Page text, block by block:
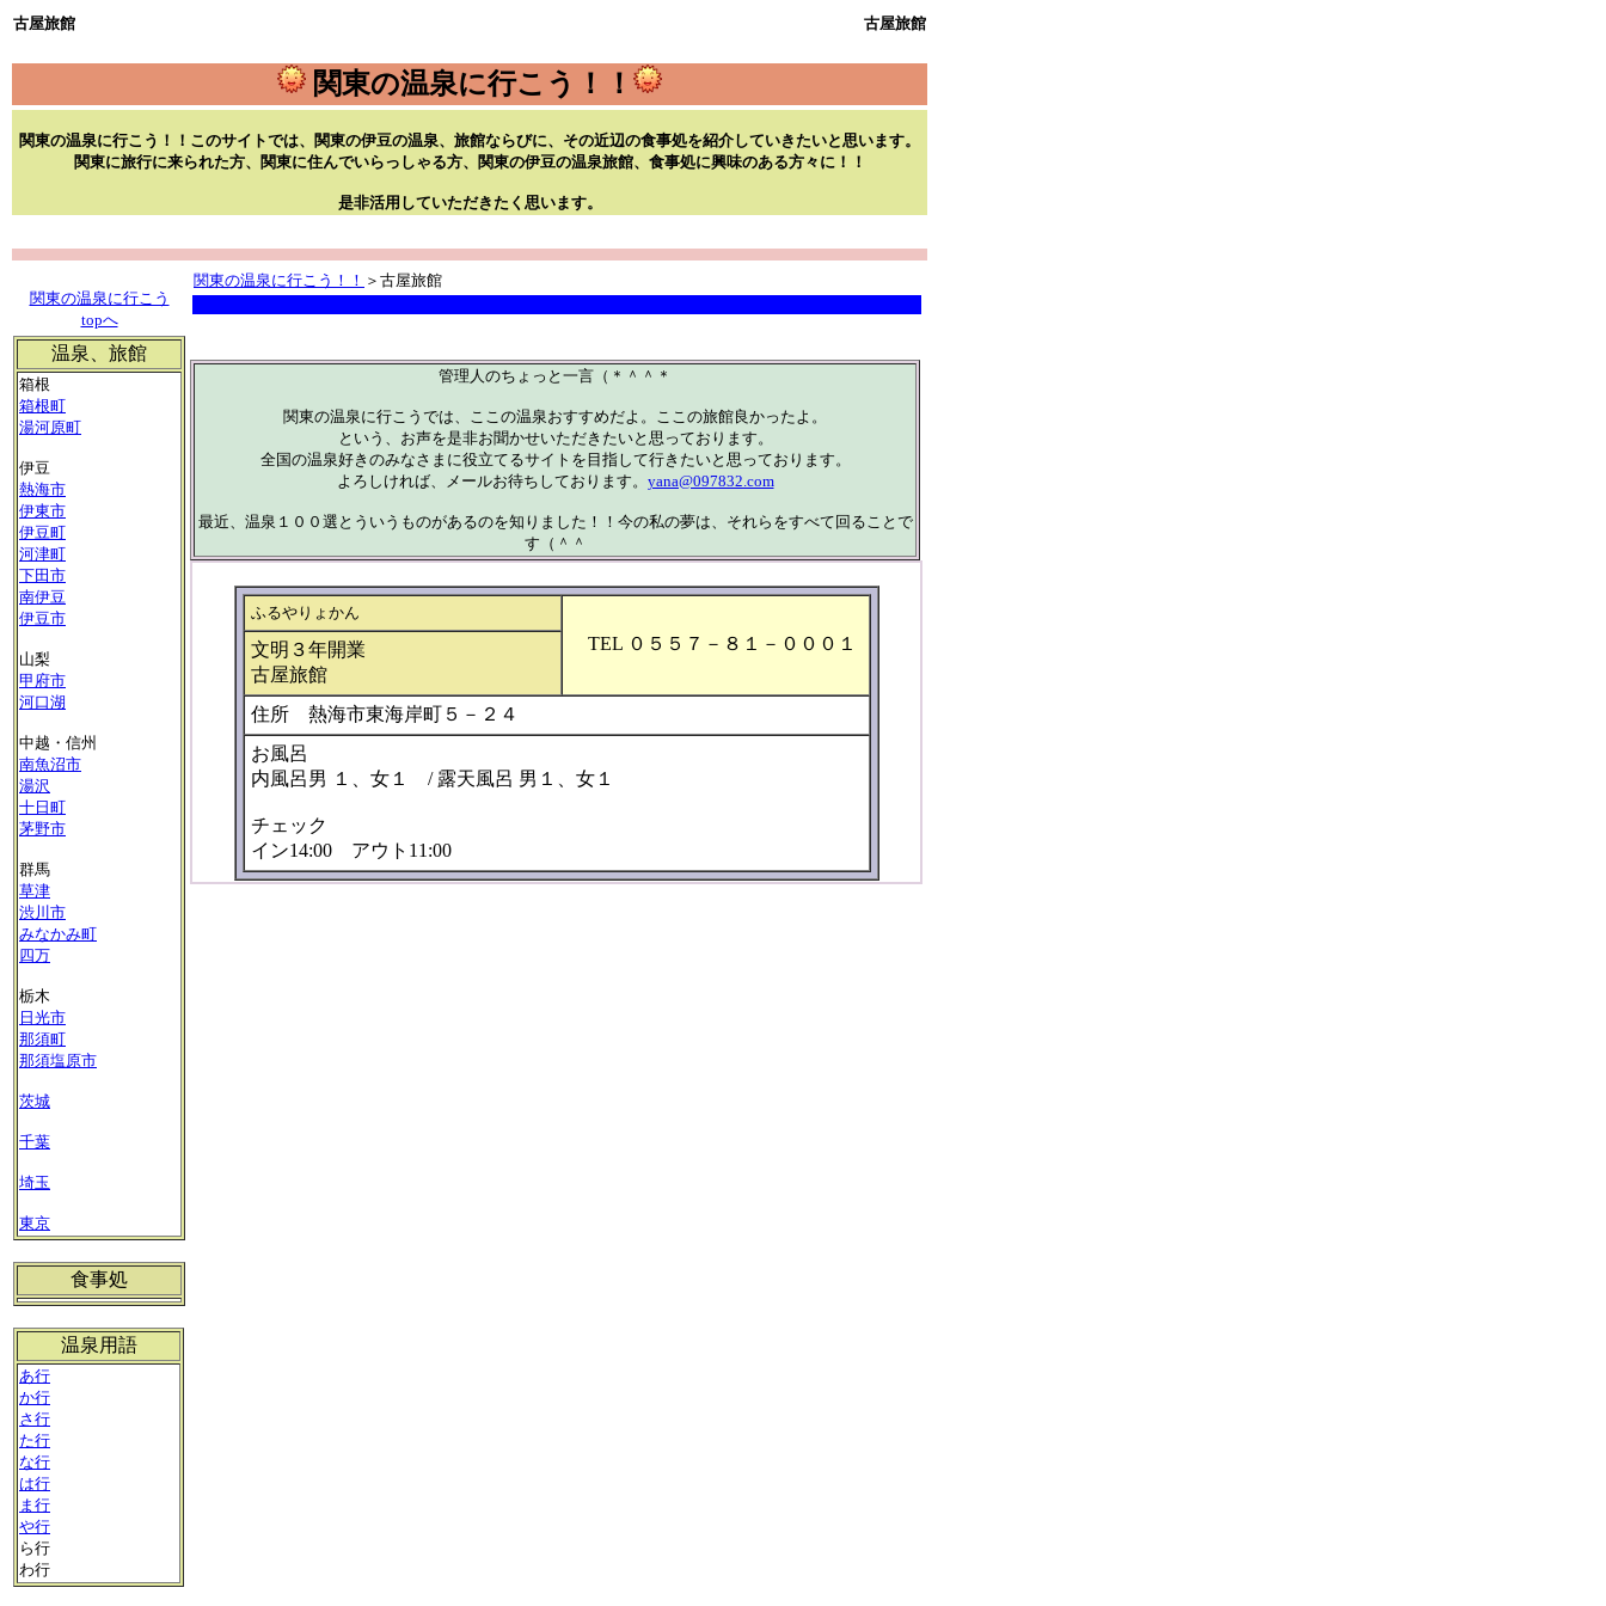
古屋旅館 古屋旅館
関東の温泉に行こう！！
関東の温泉に行こう！！このサイトでは、関東の伊豆の温泉、旅館ならびに、その近辺の食事処を紹介していきたいと思います。
関東に旅行に来られた方、関東に住んでいらっしゃる方、関東の伊豆の温泉旅館、食事処に興味のある方々に！！
是非活用していただきたく思います。
関東の温泉に行こう
topへ
関東の温泉に行こう！！ ＞古屋旅館
管理人のちょっと一言（＊＾＾＊
関東の温泉に行こうでは、ここの温泉おすすめだよ。ここの旅館良かったよ。
という、お声を是非お聞かせいただきたいと思っております。
全国の温泉好きのみなさまに役立てるサイトを目指して行きたいと思っております。
よろしければ、メールお待ちしております。 yana@097832.com
最近、温泉１００選とういうものがあるのを知りました！！今の私の夢は、それらをすべて回ることで
す（＾＾
ふるやりょかん
TEL ０５５７－８１－０００１
文明３年開業
古屋旅館
住所 熱海市東海岸町５－２４
お風呂
内風呂男 １、女１ / 露天風呂 男１、女１
チェック
イン14:00 アウト11:00
温泉、旅館
箱根
箱根町
湯河原町
伊豆
熱海市
伊東市
伊豆町
河津町
下田市
南伊豆
伊豆市
山梨
甲府市
河口湖
中越・信州
南魚沼市
湯沢
十日町
茅野市
群馬
草津
渋川市
みなかみ町
四万
栃木
日光市
那須町
那須塩原市
茨城
千葉
埼玉
東京
食事処
温泉用語
あ行
か行
さ行
た行
な行
は行
ま行
や行
ら行
わ行